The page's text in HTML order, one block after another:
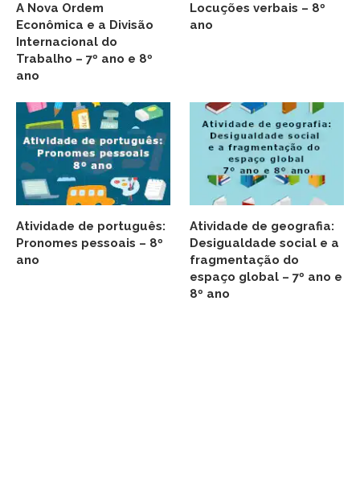
A Nova Ordem
Econômica e a Divisão
Internacional do
Trabalho – 7º ano e 8º
ano
Locuções verbais – 8º
ano
Atividade de português:
Pronomes pessoais – 8º
ano
Atividade de geografia:
Desigualdade social e a
fragmentação do
espaço global – 7º ano e
8º ano